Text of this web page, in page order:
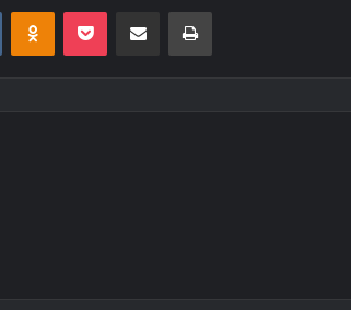
VKontakteOdnoklassniki
Pocket E-Posta ile paylaş Yazdır